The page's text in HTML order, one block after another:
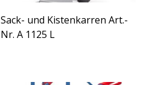
Sack- und Kistenkarren Art.-
Nr. A 1125 L